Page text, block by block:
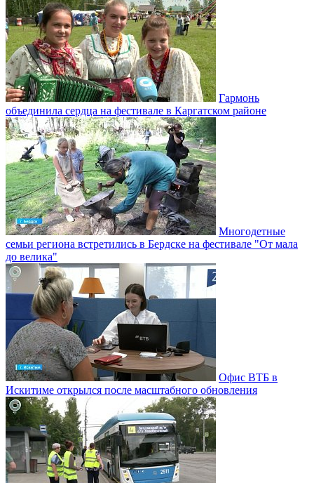
Гармонь
объединила сердца на фестивале в Каргатском районе
Многодетные
семьи региона встретились в Бердске на фестивале "От мала
до велика"
Офис ВТБ в
Искитиме открылся после масштабного обновления